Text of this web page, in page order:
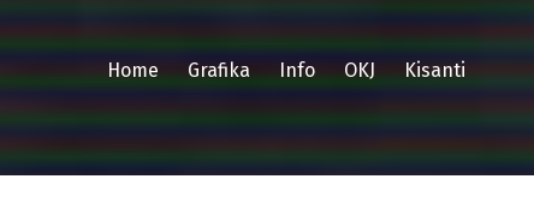
Home Grafika Info OKJ Kisanti